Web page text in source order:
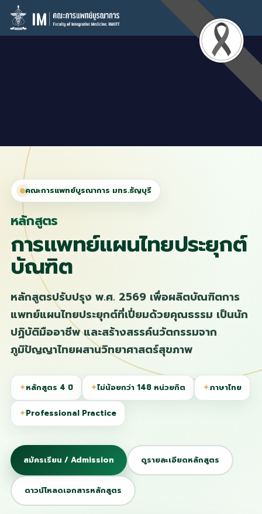
คณะการแพทย์บูรณาการ มทร.ธัญบุรี
หลักสูตร
การแพทย์แผนไทยประยุกต์
บัณฑิต
หลักสูตรปรับปรุง พ.ศ. 2569 เพื่อผลิตบัณฑิตการ
แพทย์แผนไทยประยุกต์ที่เปี่ยมด้วยคุณธรรม เป็นนัก
ปฏิบัติมืออาชีพ และสร้างสรรค์นวัตกรรมจาก
ภูมิปัญญาไทยผสานวิทยาศาสตร์สุขภาพ
✦หลักสูตร 4 ปี ✦ไม่น้อยกว่า 148 หน่วยกิต ✦ภาษาไทย
✦Professional Practice
สมัครเรียน / Admission ดูรายละเอียดหลักสูตร
ดาวน์โหลดเอกสารหลักสูตร